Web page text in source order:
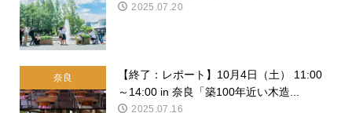
2025.07.20
奈良
【終了：レポート】10月4日（土） 11:00
～14:00 in 奈良「築100年近い木造...
2025.07.16